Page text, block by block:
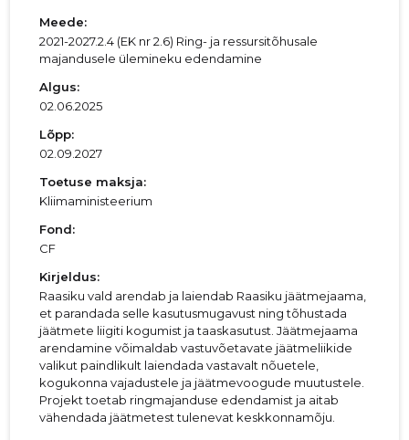
Meede:
2021-2027.2.4 (EK nr 2.6) Ring- ja ressursitõhusale
majandusele ülemineku edendamine
Algus:
02.06.2025
Lõpp:
02.09.2027
Toetuse maksja:
Kliimaministeerium
Fond:
CF
Kirjeldus:
Raasiku vald arendab ja laiendab Raasiku jäätmejaama,
et parandada selle kasutusmugavust ning tõhustada
jäätmete liigiti kogumist ja taaskasutust. Jäätmejaama
arendamine võimaldab vastuvõetavate jäätmeliikide
valikut paindlikult laiendada vastavalt nõuetele,
kogukonna vajadustele ja jäätmevoogude muutustele.
Projekt toetab ringmajanduse edendamist ja aitab
vähendada jäätmetest tulenevat keskkonnamõju.